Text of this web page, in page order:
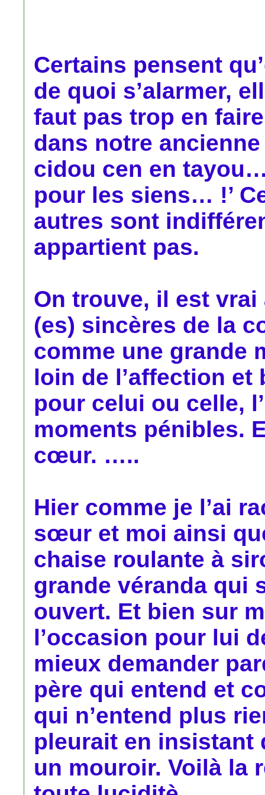
Certains pensent
de quoi s’alarmer,
faut pas trop en
dans notre
cidou cen en
pour les siens… !’
autres sont
appartient pas.
On trouve, il est
(es) sincères de la
comme une grande
loin de l’affection et
pour celui ou celle,
moments pénibles.
cœur. …..
Hier comme je l’ai
sœur et moi ainsi
chaise roulante à
grande véranda qui
ouvert. Et bien sur
l’occasion pour lui
mieux demander
père qui entend et
qui n’entend plus
pleurait en insistant
un mouroir. Voilà la